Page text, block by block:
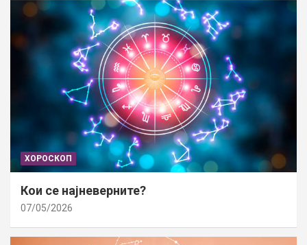
ХОРОСКОП
Кои се најневерните?
07/05/2026